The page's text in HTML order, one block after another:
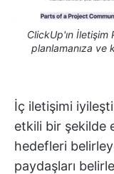
ClickUp'ın İletişim
planlamanıza ve
İç iletişimi
etkili bir şekilde
hedefleri
paydaşları